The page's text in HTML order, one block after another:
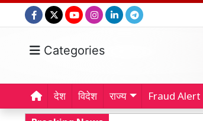
Categories
देश विदेश राज्य Fraud Alert